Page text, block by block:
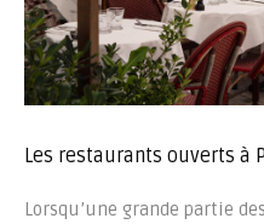
Les restaurants ouverts à
Lorsqu’une grande partie